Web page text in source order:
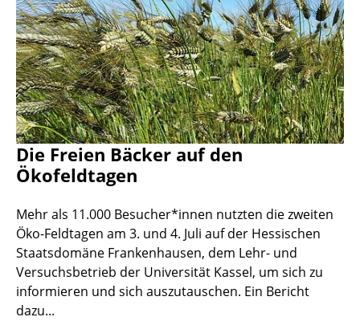
Die Freien Bäcker auf den
Ökofeldtagen
Mehr als 11.000 Besucher*innen nutzten die zweiten
Öko-Feldtagen am 3. und 4. Juli auf der Hessischen
Staatsdomäne Frankenhausen, dem Lehr- und
Versuchsbetrieb der Universität Kassel, um sich zu
informieren und sich auszutauschen. Ein Bericht
dazu...